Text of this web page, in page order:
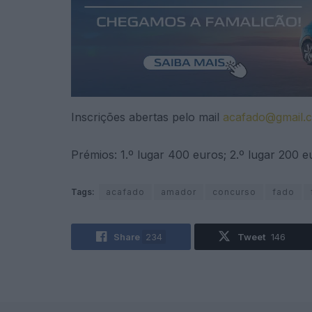
Inscrições abertas pelo mail
Prémios: 1.º lugar 400 euros; 2.º lugar 200
Tags: acafado amador concurso fado
Share 234 Tweet 146